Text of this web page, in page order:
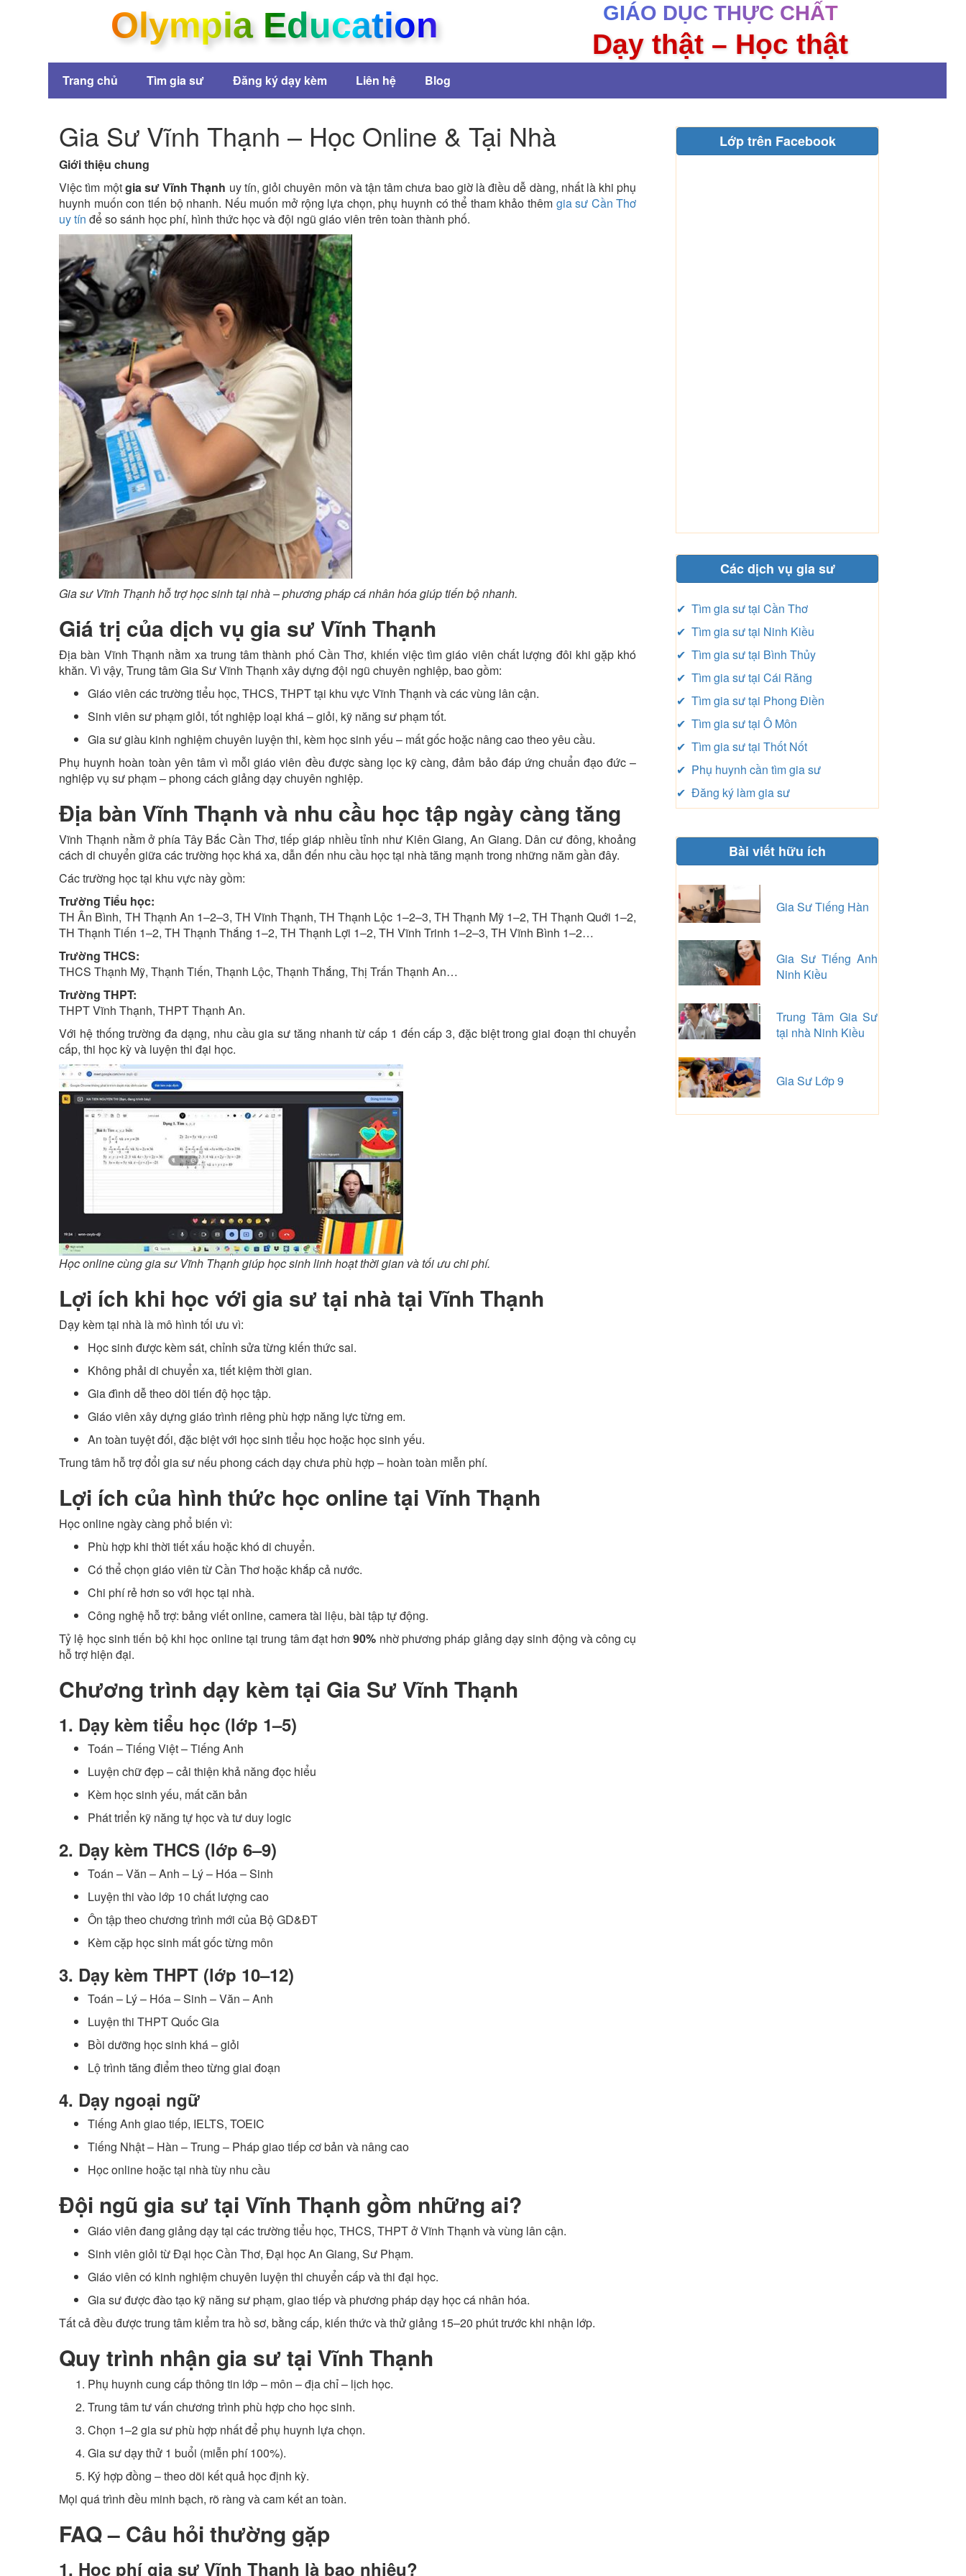
Olympia Education GIÁO DỤC THỰC CHẤT
Dạy thật – Học thật
Trang chủ Tìm gia sư Đăng ký dạy kèm Liên hệ Blog
Gia Sư Vĩnh Thạnh – Học Online & Tại Nhà
Giới thiệu chung
Việc tìm mộtgia sư Vĩnh Thạnh uy tín, giỏi chuyên môn và tận tâm chưa bao giờ là điều dễ dàng, nhất là khi phụ
huynh muốn con tiến bộ nhanh. Nếu muốn mở rộng lựa chọn, phụ huynh có thể tham khảo thêm gia sư Cần Thơ
uy tín để so sánh học phí, hình thức học và đội ngũ giáo viên trên toàn thành phố.
Gia sư Vĩnh Thạnh hỗ trợ học sinh tại nhà – phương pháp cá nhân hóa giúp tiến bộ nhanh.
Giá trị của dịch vụ gia sư Vĩnh Thạnh
Địa bàn Vĩnh Thạnh nằm xa trung tâm thành phố Cần Thơ, khiến việc tìm giáo viên chất lượng đôi khi gặp khó
khăn. Vì vậy, Trung tâm Gia Sư Vĩnh Thạnh xây dựng đội ngũ chuyên nghiệp, bao gồm:
Giáo viên các trường tiểu học, THCS, THPT tại khu vực Vĩnh Thạnh và các vùng lân cận.
Sinh viên sư phạm giỏi, tốt nghiệp loại khá – giỏi, kỹ năng sư phạm tốt.
Gia sư giàu kinh nghiệm chuyên luyện thi, kèm học sinh yếu – mất gốc hoặc nâng cao theo yêu cầu.
Phụ huynh hoàn toàn yên tâm vì mỗi giáo viên đều được sàng lọc kỹ càng, đảm bảo đáp ứng chuẩn đạo đức –
nghiệp vụ sư phạm – phong cách giảng dạy chuyên nghiệp.
Địa bàn Vĩnh Thạnh và nhu cầu học tập ngày càng tăng
Vĩnh Thạnh nằm ở phía Tây Bắc Cần Thơ, tiếp giáp nhiều tỉnh như Kiên Giang, An Giang. Dân cư đông, khoảng
cách di chuyển giữa các trường học khá xa, dẫn đến nhu cầu học tại nhà tăng mạnh trong những năm gần đây.
Các trường học tại khu vực này gồm:
Trường Tiểu học:
TH Ân Bình, TH Thạnh An 1–2–3, TH Vĩnh Thạnh, TH Thạnh Lộc 1–2–3, TH Thạnh Mỹ 1–2, TH Thạnh Quới 1–2,
TH Thạnh Tiến 1–2, TH Thạnh Thắng 1–2, TH Thạnh Lợi 1–2, TH Vĩnh Trinh 1–2–3, TH Vĩnh Bình 1–2…
Trường THCS:
THCS Thạnh Mỹ, Thạnh Tiến, Thạnh Lộc, Thạnh Thắng, Thị Trấn Thạnh An…
Trường THPT:
THPT Vĩnh Thạnh, THPT Thạnh An.
Với hệ thống trường đa dạng, nhu cầu gia sư tăng nhanh từ cấp 1 đến cấp 3, đặc biệt trong giai đoạn thi chuyển
cấp, thi học kỳ và luyện thi đại học.
Học online cùng gia sư Vĩnh Thạnh giúp học sinh linh hoạt thời gian và tối ưu chi phí.
Lợi ích khi học với gia sư tại nhà tại Vĩnh Thạnh
Dạy kèm tại nhà là mô hình tối ưu vì:
Học sinh được kèm sát, chỉnh sửa từng kiến thức sai.
Không phải di chuyển xa, tiết kiệm thời gian.
Gia đình dễ theo dõi tiến độ học tập.
Giáo viên xây dựng giáo trình riêng phù hợp năng lực từng em.
An toàn tuyệt đối, đặc biệt với học sinh tiểu học hoặc học sinh yếu.
Trung tâm hỗ trợ đổi gia sư nếu phong cách dạy chưa phù hợp – hoàn toàn miễn phí.
Lợi ích của hình thức học online tại Vĩnh Thạnh
Học online ngày càng phổ biến vì:
Phù hợp khi thời tiết xấu hoặc khó di chuyển.
Có thể chọn giáo viên từ Cần Thơ hoặc khắp cả nước.
Chi phí rẻ hơn so với học tại nhà.
Công nghệ hỗ trợ: bảng viết online, camera tài liệu, bài tập tự động.
Tỷ lệ học sinh tiến bộ khi học online tại trung tâm đạt hơn90% nhờ phương pháp giảng dạy sinh động và công cụ
hỗ trợ hiện đại.
Chương trình dạy kèm tại Gia Sư Vĩnh Thạnh
1. Dạy kèm tiểu học (lớp 1–5)
Toán – Tiếng Việt – Tiếng Anh
Luyện chữ đẹp – cải thiện khả năng đọc hiểu
Kèm học sinh yếu, mất căn bản
Phát triển kỹ năng tự học và tư duy logic
2. Dạy kèm THCS (lớp 6–9)
Toán – Văn – Anh – Lý – Hóa – Sinh
Luyện thi vào lớp 10 chất lượng cao
Ôn tập theo chương trình mới của Bộ GD&ĐT
Kèm cặp học sinh mất gốc từng môn
3. Dạy kèm THPT (lớp 10–12)
Toán – Lý – Hóa – Sinh – Văn – Anh
Luyện thi THPT Quốc Gia
Bồi dưỡng học sinh khá – giỏi
Lộ trình tăng điểm theo từng giai đoạn
4. Dạy ngoại ngữ
Tiếng Anh giao tiếp, IELTS, TOEIC
Tiếng Nhật – Hàn – Trung – Pháp giao tiếp cơ bản và nâng cao
Học online hoặc tại nhà tùy nhu cầu
Đội ngũ gia sư tại Vĩnh Thạnh gồm những ai?
Giáo viên đang giảng dạy tại các trường tiểu học, THCS, THPT ở Vĩnh Thạnh và vùng lân cận.
Sinh viên giỏi từ Đại học Cần Thơ, Đại học An Giang, Sư Phạm.
Giáo viên có kinh nghiệm chuyên luyện thi chuyển cấp và thi đại học.
Gia sư được đào tạo kỹ năng sư phạm, giao tiếp và phương pháp dạy học cá nhân hóa.
Tất cả đều được trung tâm kiểm tra hồ sơ, bằng cấp, kiến thức và thử giảng 15–20 phút trước khi nhận lớp.
Quy trình nhận gia sư tại Vĩnh Thạnh
Phụ huynh cung cấp thông tin lớp – môn – địa chỉ – lịch học.
Trung tâm tư vấn chương trình phù hợp cho học sinh.
Chọn 1–2 gia sư phù hợp nhất để phụ huynh lựa chọn.
Gia sư dạy thử 1 buổi (miễn phí 100%).
Ký hợp đồng – theo dõi kết quả học định kỳ.
Mọi quá trình đều minh bạch, rõ ràng và cam kết an toàn.
FAQ – Câu hỏi thường gặp
1. Học phí gia sư Vĩnh Thạnh là bao nhiêu?
Lớp trên Facebook
Các dịch vụ gia sư
✔ Tìm gia sư tại Cần Thơ
✔ Tìm gia sư tại Ninh Kiều
✔ Tìm gia sư tại Bình Thủy
✔ Tìm gia sư tại Cái Răng
✔ Tìm gia sư tại Phong Điền
✔ Tìm gia sư tại Ô Môn
✔ Tìm gia sư tại Thốt Nốt
✔ Phụ huynh cần tìm gia sư
✔ Đăng ký làm gia sư
Bài viết hữu ích
Gia Sư Tiếng Hàn
Gia Sư Tiếng Anh
Ninh Kiều
Trung Tâm Gia Sư
tại nhà Ninh Kiều
Gia Sư Lớp 9